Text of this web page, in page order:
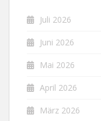
Juli 2026
Juni 2026
Mai 2026
April 2026
März 2026